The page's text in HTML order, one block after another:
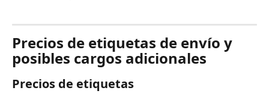
Precios de etiquetas de envío y
posibles cargos adicionales
Precios de etiquetas